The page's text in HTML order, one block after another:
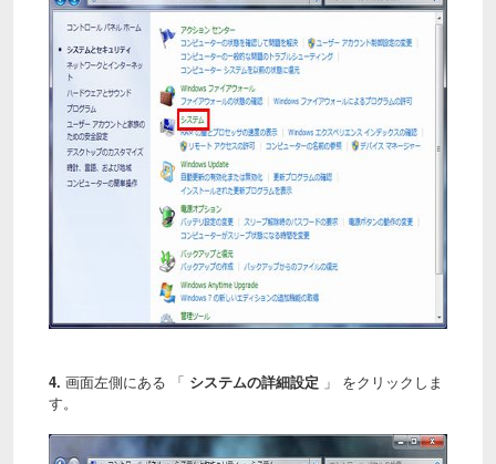
4. 画面左側にある 「 システムの詳細設定 」 をクリックしま
す。